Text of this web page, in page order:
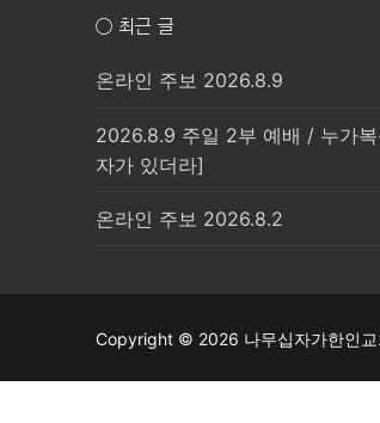
○ 최근 글
온라인 주보 2026.8.9
2026.8.9 주일 2부 예배 / 누가
자가 있더라]
온라인 주보 2026.8.2
Copyright © 2026 나무십자가한인교